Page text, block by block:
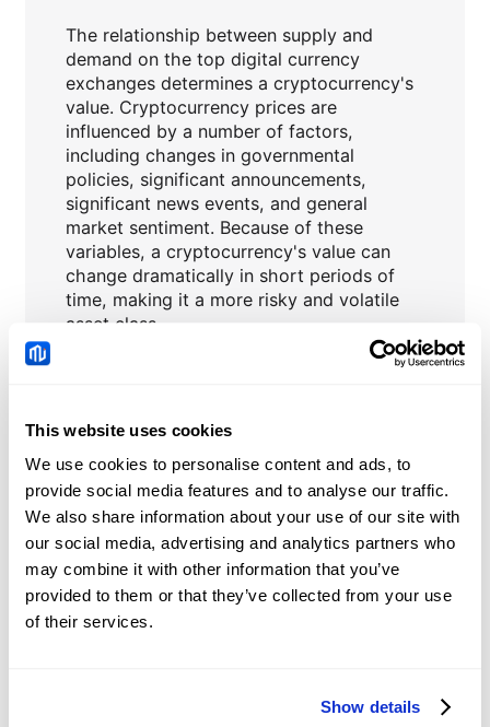
This website uses cookies
We use cookies to personalise content and ads, to
provide social media features and to analyse our traffic.
We also share information about your use of our site with
our social media, advertising and analytics partners who
may combine it with other information that you’ve
provided to them or that they’ve collected from your use
of their services.
Show details
The relationship between supply and
demand on the top digital currency
exchanges determines a cryptocurrency's
value. Cryptocurrency prices are
influenced by a number of factors,
including changes in governmental
policies, significant announcements,
significant news events, and general
market sentiment. Because of these
variables, a cryptocurrency's value can
change dramatically in short periods of
time, making it a more risky and volatile
asset class.
CRVUSDBerita
China: Credit demand
and liquidity trends –
DBS
2026-08-08 05:51:00 (GMT+0)
trade holds with bullish